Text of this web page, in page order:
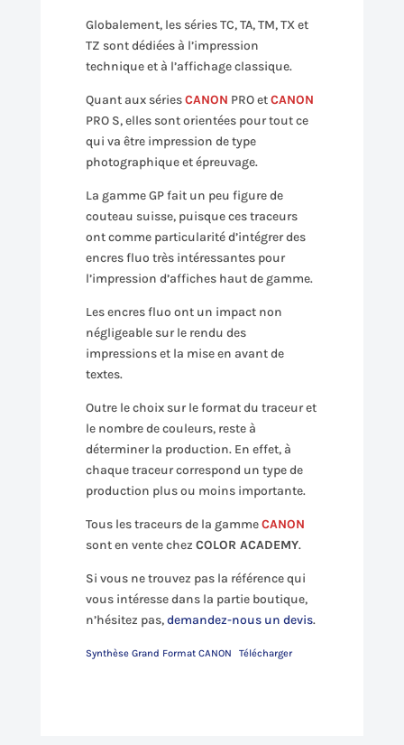
Globalement, les séries TC, TA, TM, TX et
TZ sont dédiées à l’impression
technique et à l’affichage classique.
Quant aux sériesCANON PRO etCANON
PRO S, elles sont orientées pour tout ce
qui va être impression de type
photographique et épreuvage.
La gamme GP fait un peu figure de
couteau suisse, puisque ces traceurs
ont comme particularité d’intégrer des
encres fluo très intéressantes pour
l’impression d’affiches haut de gamme.
Les encres fluo ont un impact non
négligeable sur le rendu des
impressions et la mise en avant de
textes.
Outre le choix sur le format du traceur et
le nombre de couleurs, reste à
déterminer la production. En effet, à
chaque traceur correspond un type de
production plus ou moins importante.
Tous les traceurs de la gammeCANON
sont en vente chez COLOR ACADEMY.
Si vous ne trouvez pas la référence qui
vous intéresse dans la partie boutique,
n’hésitez pas,demandez-nous un devis.
Synthèse Grand Format CANON Télécharger